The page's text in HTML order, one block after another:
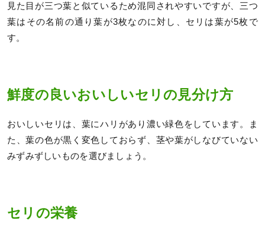
見た目が三つ葉と似ているため混同されやすいですが、三つ
葉はその名前の通り葉が3枚なのに対し、セリは葉が5枚で
す。
鮮度の良いおいしいセリの見分け方
おいしいセリは、葉にハリがあり濃い緑色をしています。ま
た、葉の色が黒く変色しておらず、茎や葉がしなびていない
みずみずしいものを選びましょう。
セリの栄養